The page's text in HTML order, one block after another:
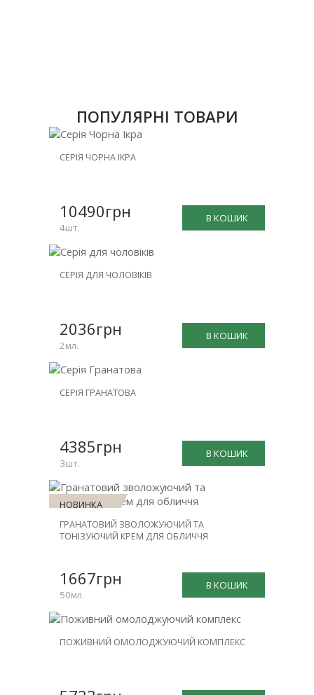
ПОПУЛЯРНІ ТОВАРИ
НОВИНКА
-25%
СЕРІЯ ЧОРНА ІКРА
В КОШИК
10490грн
4шт.
НОВИНКА
-15%
СЕРІЯ ДЛЯ ЧОЛОВІКІВ
В КОШИК
2036грн
2мл.
НОВИНКА
-20%
СЕРІЯ ГРАНАТОВА
В КОШИК
4385грн
3шт.
НОВИНКА
ГРАНАТОВИЙ ЗВОЛОЖУЮЧИЙ ТА
ТОНІЗУЮЧИЙ КРЕМ ДЛЯ ОБЛИЧЧЯ
В КОШИК
1667грн
50мл.
НОВИНКА
-31%
ПОЖИВНИЙ ОМОЛОДЖУЮЧИЙ КОМПЛЕКС